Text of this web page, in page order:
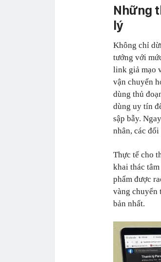
Những
lý
Không chỉ
tướng với
link giả mạo
vận chuyển
dùng thủ
dùng uy tín
sập bẫy.
nhân, các
Thực tế cho
khai thác
phẩm được
vàng chuyển
bản nhất.